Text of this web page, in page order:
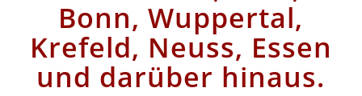
Bonn, Wuppertal,
Krefeld, Neuss, Essen
und darüber hinaus.